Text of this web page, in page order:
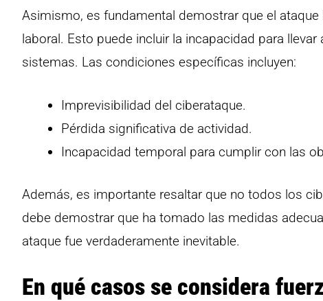
Asimismo, es fundamental demostrar que el
laboral. Esto puede incluir la incapacidad para
sistemas. Las condiciones específicas incluyen:
Imprevisibilidad del ciberataque.
Pérdida significativa de actividad.
Incapacidad temporal para cumplir con las
Además, es importante resaltar que no todos los
debe demostrar que ha tomado las medidas
ataque fue verdaderamente inevitable.
En qué casos se considera